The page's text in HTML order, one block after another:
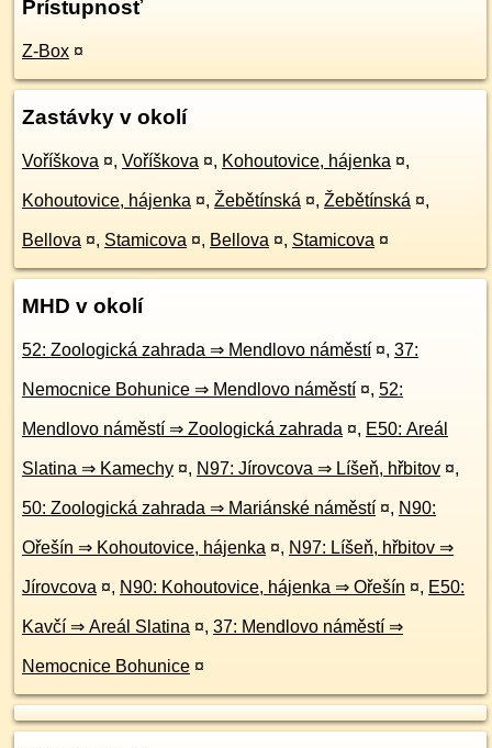
Prístupnosť
Z-Box ¤
Zastávky v okolí
Voříškova ¤, Voříškova ¤, Kohoutovice, hájenka ¤,
Kohoutovice, hájenka ¤, Žebětínská ¤, Žebětínská ¤,
Bellova ¤, Stamicova ¤, Bellova ¤, Stamicova ¤
MHD v okolí
52: Zoologická zahrada ⇒ Mendlovo náměstí ¤, 37:
Nemocnice Bohunice ⇒ Mendlovo náměstí ¤, 52:
Mendlovo náměstí ⇒ Zoologická zahrada ¤, E50: Areál
Slatina ⇒ Kamechy ¤, N97: Jírovcova ⇒ Líšeň, hřbitov ¤,
50: Zoologická zahrada ⇒ Mariánské náměstí ¤, N90:
Ořešín ⇒ Kohoutovice, hájenka ¤, N97: Líšeň, hřbitov ⇒
Jírovcova ¤, N90: Kohoutovice, hájenka ⇒ Ořešín ¤, E50:
Kavčí ⇒ Areál Slatina ¤, 37: Mendlovo náměstí ⇒
Nemocnice Bohunice ¤